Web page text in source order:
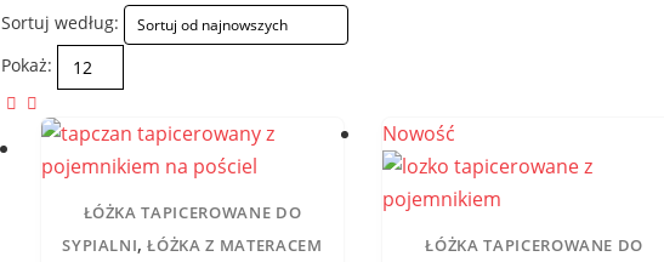
Sortuj według:
Pokaż:
ŁÓŻKA TAPICEROWANE DO
SYPIALNI,ŁÓŻKA Z MATERACEM
Nowość
ŁÓŻKA TAPICEROWANE DO